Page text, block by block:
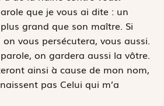
que je vous ai dite : un
grand que son maître. Si
on vous persécutera, vous aussi.
on gardera aussi la vôtre.
ainsi à cause de mon nom,
pas Celui qui m’a